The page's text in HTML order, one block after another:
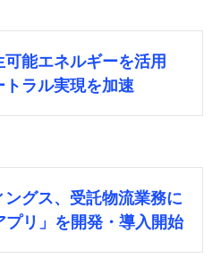
能エネルギーを活用
トラル実現を加速
グス、受託物流業務に
プリ」を開発・導入開始